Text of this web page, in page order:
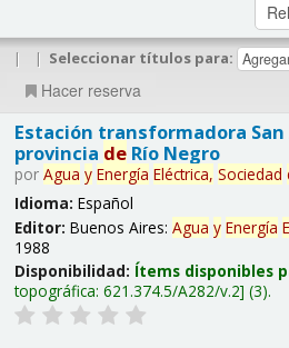
| | Seleccionar títulos para:
Hacer reserva
Estación transformadora
provincia deRío Negro
por Agua y Energía Eléctrica, Sociedad
Idioma: Español
Editor: Buenos Aires: Agua y Energía
1988
Disponibilidad: Ítems disponibles
topográfica: 621.374.5/A282/v.2 (3).